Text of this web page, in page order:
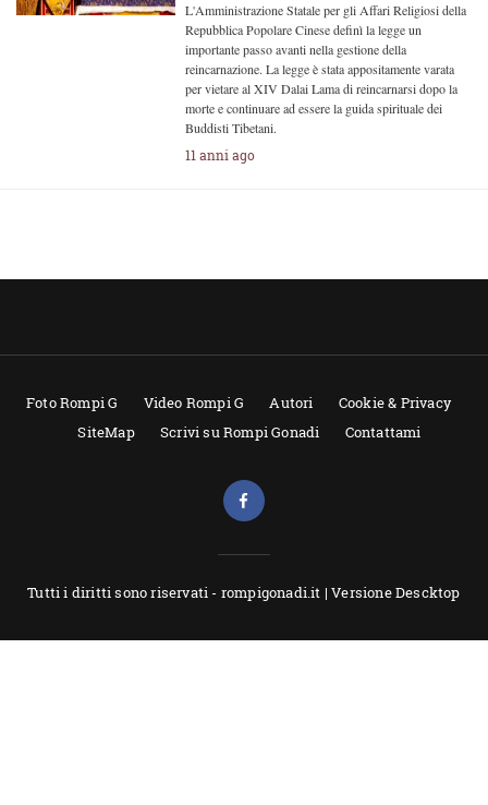
L'Amministrazione Statale per gli Affari Religiosi della
Repubblica Popolare Cinese definì la legge un
importante passo avanti nella gestione della
reincarnazione. La legge è stata appositamente varata
per vietare al XIV Dalai Lama di reincarnarsi dopo la
morte e continuare ad essere la guida spirituale dei
Buddisti Tibetani.
11 anni ago
Foto Rompi G Video Rompi G Autori
Cookie & Privacy
SiteMap
Scrivi su Rompi Gonadi Contattami
Tutti i diritti sono riservati - rompigonadi.it |Versione Descktop